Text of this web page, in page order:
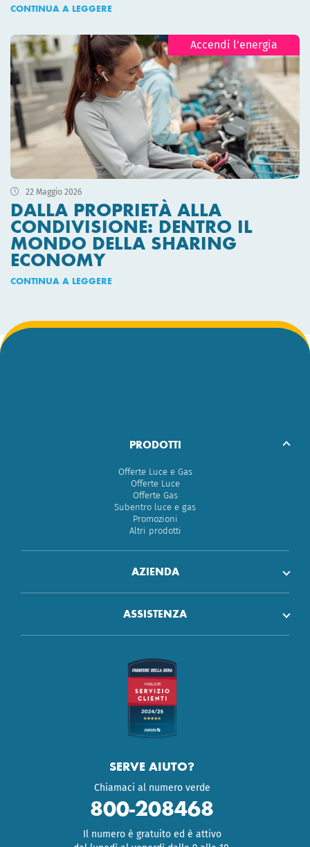
CONTINUA A LEGGERE
Accendi l’energia
22 Maggio 2026
DALLA PROPRIETÀ ALLA
CONDIVISIONE: DENTRO IL
MONDO DELLA SHARING
ECONOMY
CONTINUA A LEGGERE
PRODOTTI
Offerte Luce e Gas
Offerte Luce
Offerte Gas
Subentro luce e gas
Promozioni
Altri prodotti
AZIENDA
ASSISTENZA
SERVE AIUTO?
Chiamaci al numero verde
800-208468
Il numero è gratuito ed è attivo